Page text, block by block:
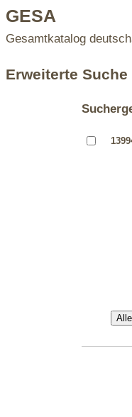
GESA
Gesamtkatalog
Erweiterte Suche